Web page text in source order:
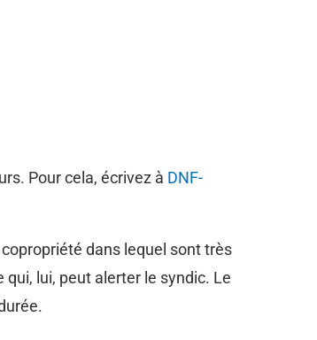
Pour cela, écrivez à DNF-
dans lequel sont très
lui, peut alerter le syndic. Le